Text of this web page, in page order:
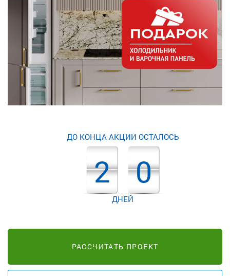
ДО КОНЦА АКЦИИ ОСТАЛОСЬ
2 0
ДНЕЙ
РАССЧИТАТЬ ПРОЕКТ